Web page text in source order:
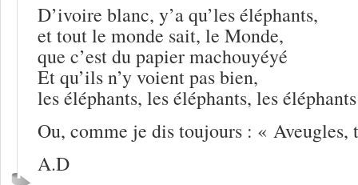
D’ivoire blanc, y’a qu’les éléphants,
et tout le monde sait, le Monde,
que c’est du papier machouyéyé
Et qu’ils n’y voient pas bien,
les éléphants, les éléphants, les
Ou, comme je dis toujours : « Aveugles,
A.D